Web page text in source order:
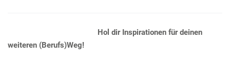
Hol dir Inspirationen für deinen
weiteren (Berufs)Weg!